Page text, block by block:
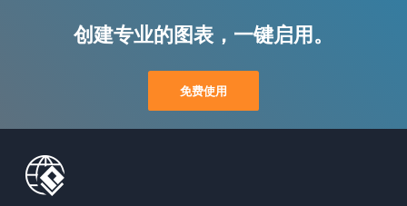
创建专业的图表，一键启用。
免费使用